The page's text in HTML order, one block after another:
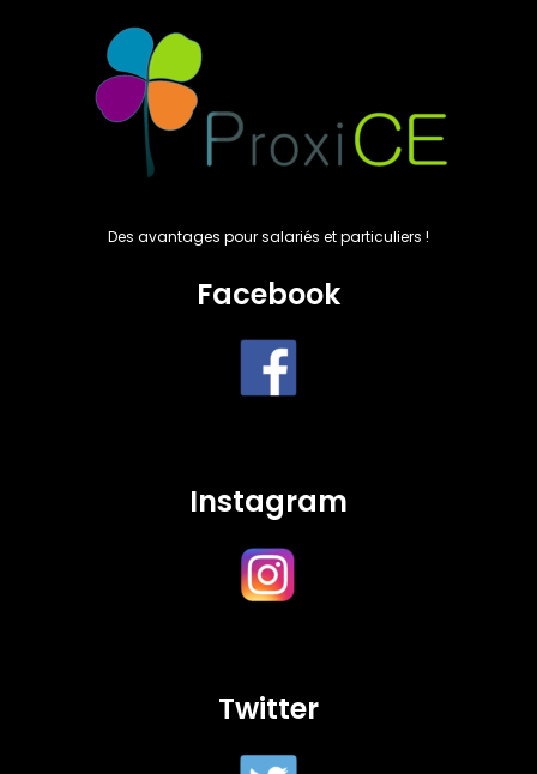
Des avantages pour salariés et particuliers !
Facebook
Instagram
Twitter